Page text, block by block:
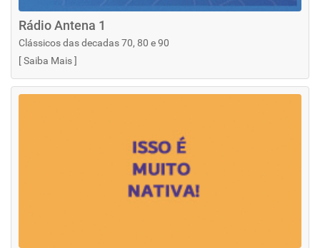
Rádio Antena 1
Clássicos das decadas 70, 80 e 90
[Saiba Mais]